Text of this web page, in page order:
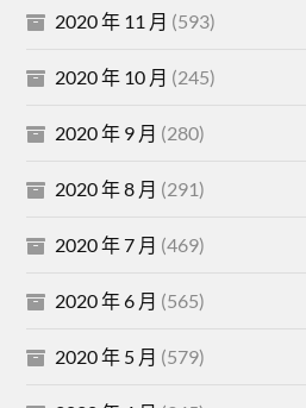
2020 年 11 月 (593)
2020 年 10 月 (245)
2020 年 9 月 (280)
2020 年 8 月 (291)
2020 年 7 月 (469)
2020 年 6 月 (565)
2020 年 5 月 (579)